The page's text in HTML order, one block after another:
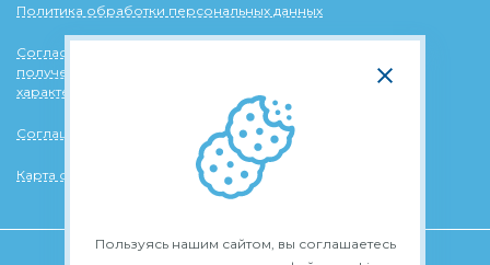
Политика обработки персональных данных
Согласие на обработку персональных данных в целях
получения рассылок информационного и рекламного
характера
Соглашение об использовании файлов cookie
Карта сайта
Пользуясь нашим сайтом, вы соглашаетесь